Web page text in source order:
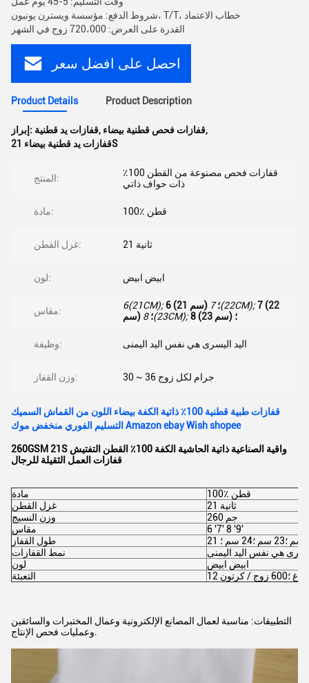
شروط الدفع: مؤسسة ويسترن يونيون، T/T، خطاب الاعتماد
القدرة على العرض: 720،000 زوج في الشهر
احصل على افضل سعر
Product Details Product Description
إبراز: قفازات يد قطنية, قفازات فحص قطنية بيضاء,
قفازات يد قطنية بيضاء 21S
المنتج:
قفازات فحص مصنوعة من القطن 100٪
ذات حواف ذاتي
مادة: 100٪ قطن
غزل القطن: 21 ثانية
لون: ابيض ابيض
مقاس: 6(21CM); 6 (21 سم) ؛ 7(22CM);7 (22
سم) ؛
8(23CM); 8 (23 سم) ؛
وظيفة: اليد اليسرى هي نفس اليد اليمنى
وزن القفاز: 30 ~ 36 جرام لكل زوج
قفازات طبية قطنية 100٪ ذاتية الكفة بيضاء اللون من القماش السميك
التسليم الفوري منخفض موك Amazon ebay Wish shopee
260GSM 21S واقية الصناعية ذاتية الحاشية الكفة 100٪ القطن التفتيش
قفازات العمل الثقيلة للرجال
مادة
100٪ قطن
غزل القطن
21 ثانية
وزن النسيج
260 جم
مقاس
6 '7' 8 '9'
طول القفاز
نمط القفازات
هي نفس اليد اليمنى
لون
ابيض ابيض
التعبئة
زوج / كرتون
التطبيقات: مناسبة لعمال المصانع الإلكترونية وعمال المختبرات والسائقين
وعمليات فحص الإنتاج.